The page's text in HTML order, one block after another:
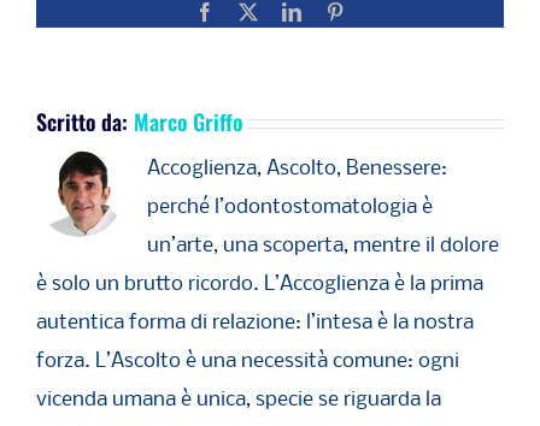
Facebook LinkedIn
Scritto da: Marco Griffo
Accoglienza, Ascolto, Benessere:
perché l’odontostomatologia è
un’arte, una scoperta, mentre il dolore
è solo un brutto ricordo. L’Accoglienza è la prima
autentica forma di relazione: l’intesa è la nostra
forza. L’Ascolto è una necessità comune: ogni
vicenda umana è unica, specie se riguarda la